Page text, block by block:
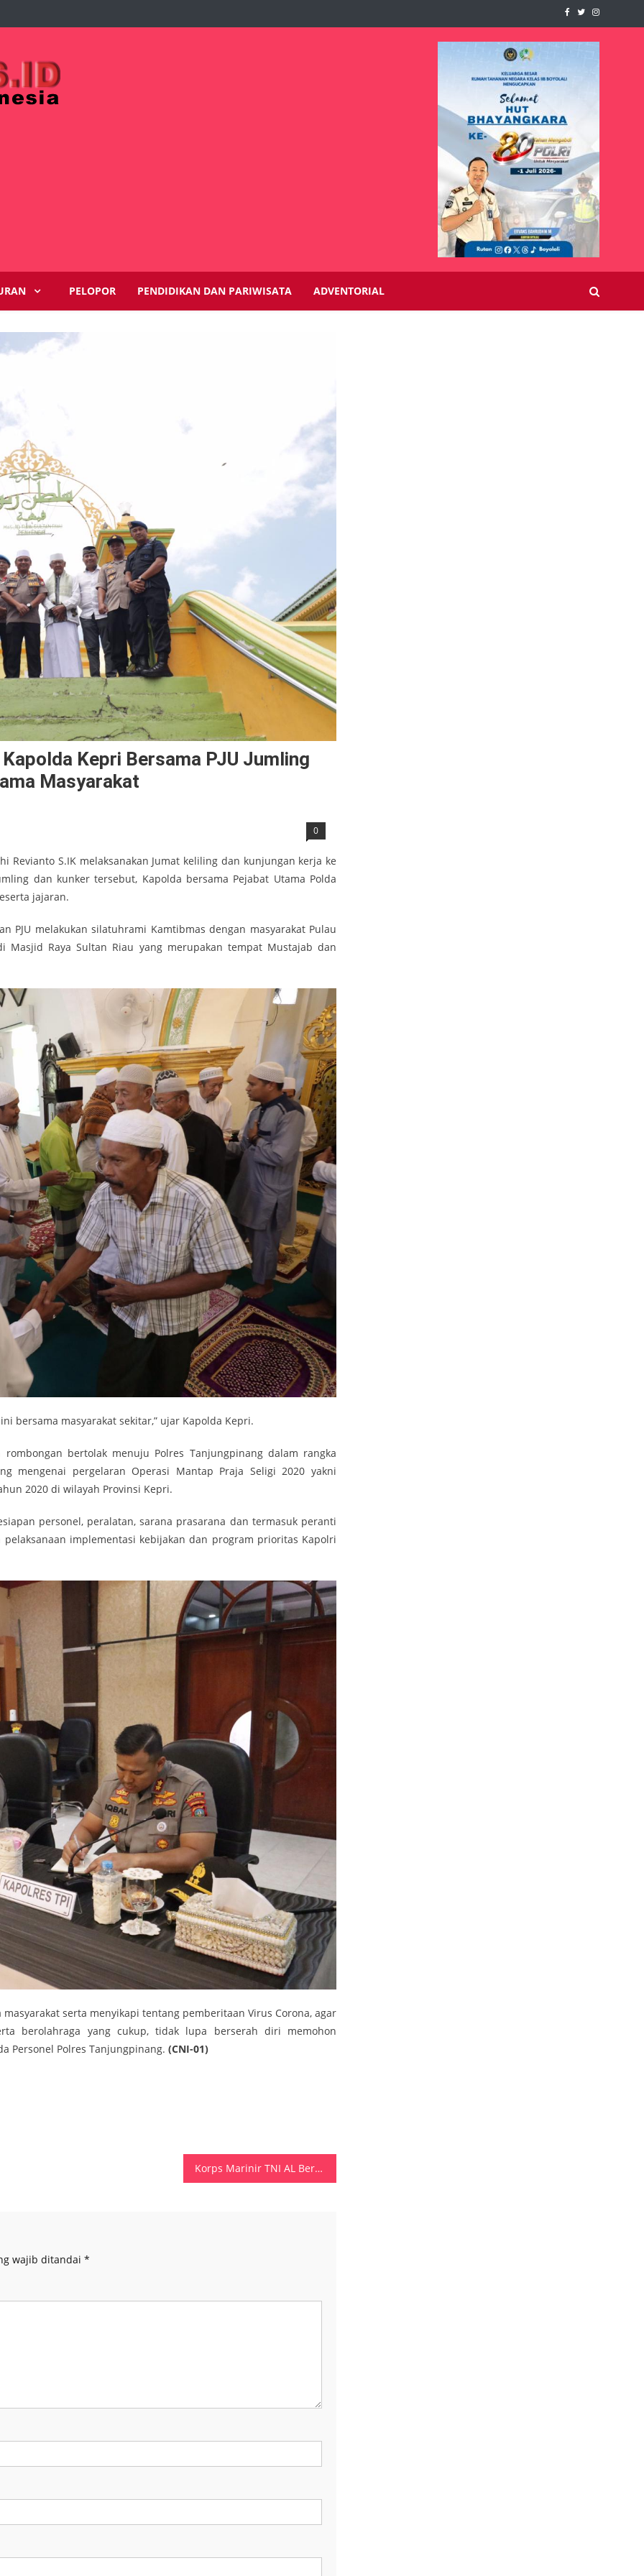
PELOPOR PENDIDIKAN DAN PARIWISATA ADVENTORIAL
Kepri Bersama PJU Jumling
Masyarakat
0
Revianto S.IK melaksanakan Jumat keliling dan kunjungan kerja ke
dan kunker tersebut, Kapolda bersama Pejabat Utama Polda
jajaran.
PJU melakukan silatuhrami Kamtibmas dengan masyarakat Pulau
Raya Sultan Riau yang merupakan tempat Mustajab dan
bersama masyarakat sekitar,” ujar Kapolda Kepri.
bertolak menuju Polres Tanjungpinang dalam rangka
mengenai pergelaran Operasi Mantap Praja Seligi 2020 yakni
2020 di wilayah Provinsi Kepri.
personel, peralatan, sarana prasarana dan termasuk peranti
implementasi kebijakan dan program prioritas Kapolri
serta menyikapi tentang pemberitaan Virus Corona, agar
berolahraga yang cukup, tidak lupa berserah diri memohon
Personel Polres Tanjungpinang. (CNI-01)
Korps Marinir TNI AL Berangkatkan 40 Personel,Satgaskes Coronavirus Ke Natuna-Kepri
wajib ditandai *